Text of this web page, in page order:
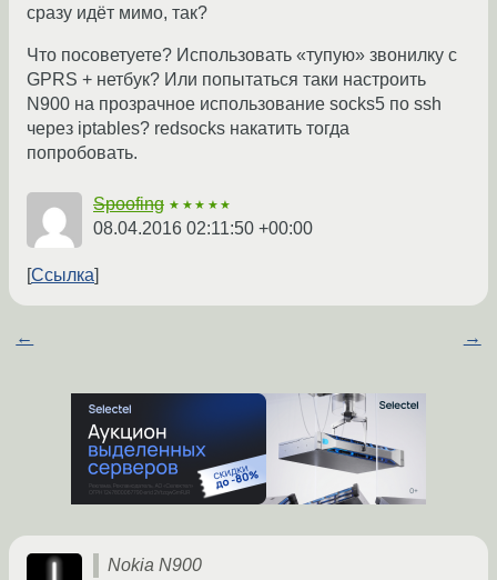
сразу идёт мимо, так?
Что посоветуете? Использовать «тупую» звонилку с
GPRS + нетбук? Или попытаться таки настроить
N900 на прозрачное использование socks5 по ssh
через iptables? redsocks накатить тогда
попробовать.
Spoofing ★★★★★
08.04.2016 02:11:50 +00:00
Ссылка
← →
Nokia N900